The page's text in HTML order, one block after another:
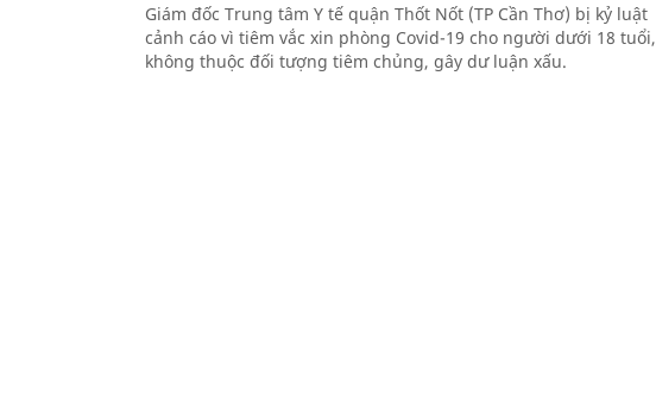
Giám đốc Trung tâm Y tế quận Thốt Nốt (TP Cần Thơ) bị kỷ luật
cảnh cáo vì tiêm vắc xin phòng Covid-19 cho người dưới 18 tuổi,
không thuộc đối tượng tiêm chủng, gây dư luận xấu.